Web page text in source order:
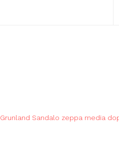
Grunland Sandalo zeppa media